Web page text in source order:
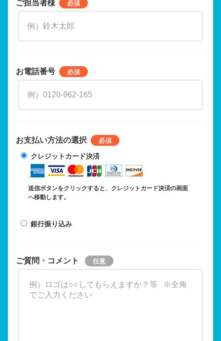
お電話番号
お支払い方法の選択
クレジットカード決済
送信ボタンをクリックすると、クレジットカード決済の画面
へ移動します。
銀行振り込み
ご質問・コメント